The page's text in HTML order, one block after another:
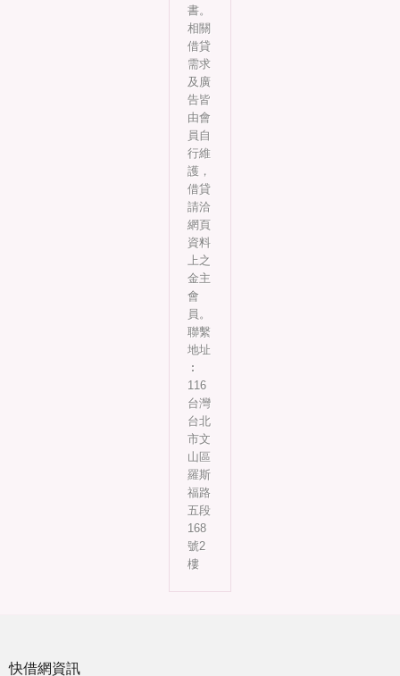
書。
相關
借貸
需求
及廣
告皆
由會
員自
行維
護，
借貸
請洽
網頁
資料
上之
金主
會
員。
聯繫
地址
︰
116
台灣
台北
市文
山區
羅斯
福路
五段
168
號2
樓
快借網資訊